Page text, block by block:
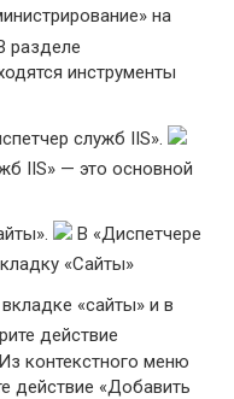
на
разделе
инструменты
служб IIS».
IIS» — это основной
В «Диспетчере
«Сайты»
«сайты» и в
действие
Из контекстного меню
действие «Добавить